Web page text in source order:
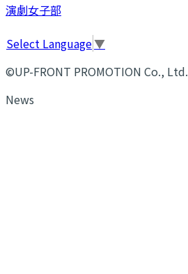
演劇女子部
Select Language▼
©UP-FRONT PROMOTION Co., Ltd.
News